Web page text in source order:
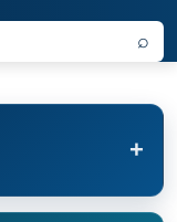
⌕
+